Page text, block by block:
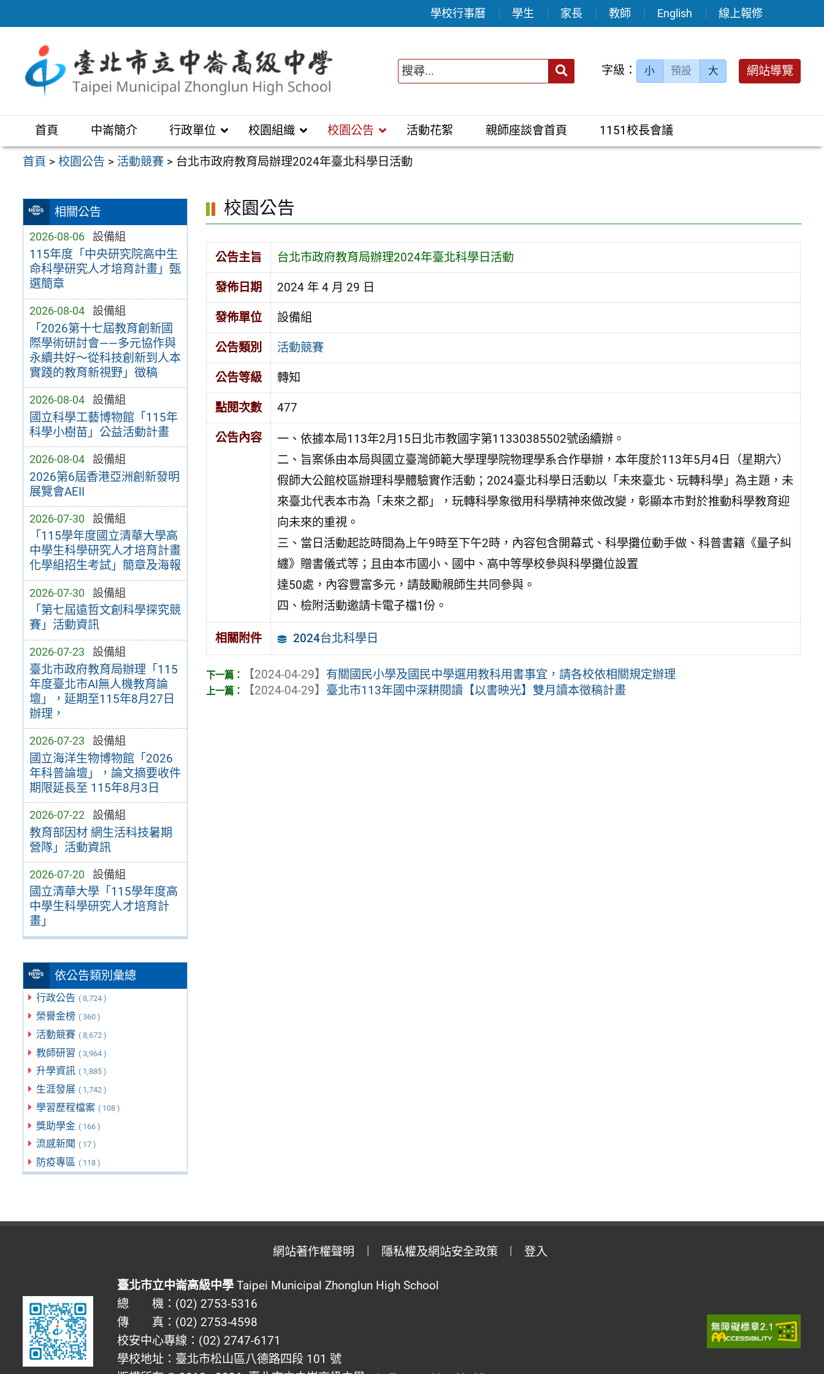
至
區
學校行事曆 學生 家長 教師 English 線上報修
送出 字級： 小 預設 大 網站導覽
首頁 中崙簡介 行政單位 校園組織 校園公告 活動花絮 親師座談會首頁 1151校長會議
首頁 >校園公告 > 活動競賽 > 台北市政府教育局辦理2024年臺北科學日活動
相關公告
2026-08-06 設備組
115年度「中央研究院高中生
命科學研究人才培育計畫」甄
選簡章
2026-08-04 設備組
「2026第十七屆教育創新國
際學術研討會——多元協作與
永續共好～從科技創新到人本
實踐的教育新視野」徵稿
2026-08-04 設備組
國立科學工藝博物館「115年
科學小樹苗」公益活動計畫
2026-08-04 設備組
2026第6屆香港亞洲創新發明
展覽會AEII
2026-07-30 設備組
「115學年度國立清華大學高
中學生科學研究人才培育計畫
化學組招生考試」簡章及海報
2026-07-30 設備組
「第七屆遠哲文創科學探究競
賽」活動資訊
2026-07-23 設備組
臺北市政府教育局辦理「115
年度臺北市AI無人機教育論
壇」，延期至115年8月27日
辦理，
2026-07-23 設備組
國立海洋生物博物館「2026
年科普論壇」，論文摘要收件
期限延長至 115年8月3日
2026-07-22 設備組
教育部因材 網生活科技暑期
營隊」活動資訊
2026-07-20 設備組
國立清華大學「115學年度高
中學生科學研究人才培育計
畫」
依公告類別彙總
行政公告 ( 8,724 )
榮譽金榜 ( 360 )
活動競賽 ( 8,672 )
教師研習 ( 3,964 )
升學資訊 ( 1,885 )
生涯發展 ( 1,742 )
學習歷程檔案 ( 108 )
獎助學金 ( 166 )
流感新聞 ( 17 )
防疫專區 ( 118 )
校園公告
公告主旨 台北市政府教育局辦理2024年臺北科學日活動
發佈日期 2024 年 4 月 29 日
發佈單位 設備組
公告類別 活動競賽
公告等級 轉知
點閱次數 477
公告內容
一、依據本局113年2月15日北市教國字第11330385502號函續辦。
二、旨案係由本局與國立臺灣師範大學理學院物理學系合作舉辦，本年度於113年5月4日（星期六）
假師大公館校區辦理科學體驗實作活動；2024臺北科學日活動以「未來臺北、玩轉科學」為主題，未
來臺北代表本市為「未來之都」，玩轉科學象徵用科學精神來做改變，彰顯本市對於推動科學教育迎
向未來的重視。
三、當日活動起訖時間為上午9時至下午2時，內容包含開幕式、科學攤位動手做、科普書籍《量子糾
纏》贈書儀式等；且由本市國小、國中、高中等學校參與科學攤位設置
達50處，內容豐富多元，請鼓勵親師生共同參與。
四、檢附活動邀請卡電子檔1份。
相關附件 2024台北科學日
【2024-04-29】 有關國民小學及國民中學選用教科用書事宜，請各校依相關規定辦理
【2024-04-29】 臺北市113年國中深耕閱讀【以書映光】雙月讀本徵稿計畫
網站著作權聲明 隱私權及網站安全政策 登入
臺北市立中崙高級中學Taipei Municipal Zhonglun High School
總 機：(02) 2753-5316
傳 真：(02) 2753-4598
校安中心專線：(02) 2747-6171
學校地址：臺北市松山區八德路四段 101 號